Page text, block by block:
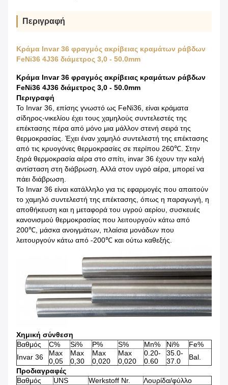
Περιγραφή
Κράμα Invar 36 φραγμός ακρίβειας κραμάτων ράβδων
FeNi36 4J36 διάμετρος 3,0 - 50.0mm
Κράμα Invar 36 φραγμός ακρίβειας κραμάτων ράβδων
FeNi36 4J36 διάμετρος 3,0 - 50.0mm
Περιγραφή
Το Invar 36, επίσης γνωστό ως FeNi36, είναι κράματα
σίδηρος-νικελίου έχει τους χαμηλούς συντελεστές της
επέκτασης πέρα από μόνο μια μάλλον στενή σειρά της
θερμοκρασίας. Έχει έναν χαμηλό συντελεστή της επέκτασης
από τις κρυογόνες θερμοκρασίες σε περίπου 260℃. Στην
ξηρά θερμοκρασία αέρα στο σπίτι, invar 36 έχουν την καλή
αντίσταση στη διάβρωση. Αλλά στον υγρό αέρα, μπορεί να
πάει διάβρωση.
Το Invar 36 είναι κατάλληλο για τις εφαρμογές που απαιτούν
το χαμηλό συντελεστή της επέκτασης, όπως η παραγωγή, η
αποθήκευση και η μεταφορά του υγρού αερίου, συσκευές
κανονισμού θερμοκρασίας που λειτουργούν κάτω από
200℃, μάσκα ανοιγμάτων, πλαίσια μονάδων που
λειτουργούν κάτω από -200℃ και ούτω καθεξής.
Χημική σύνθεση
Βαθμός
C% Si% P% S% Mn% Ni%
Fe%
Invar 36
Max
0,05
Max
0,30
Max
0,020
Max
0,020
0.20-
0.60
35.0-
37.0
Bal.
Προδιαγραφές
Βαθμός
UNS Werkstoff Nr.
Λουρίδα/φύλλο